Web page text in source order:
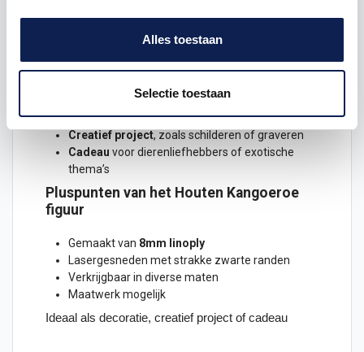
Alles toestaan
Selectie toestaan
Seizoensdecoratieof thematische accenten
Creatief project, zoals schilderen of graveren
Cadeau voor dierenliefhebbers of exotische
thema’s
Pluspunten van het Houten Kangoeroe
figuur
Gemaakt van 8mm linoply
Lasergesneden met strakke zwarte randen
Verkrijgbaar in diverse maten
Maatwerk mogelijk
Ideaal als decoratie, creatief project of cadeau